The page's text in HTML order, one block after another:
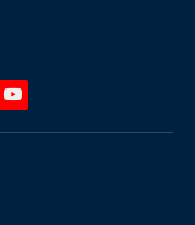
YouTube